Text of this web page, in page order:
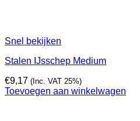
Snel bekijken
Stalen IJsschep Medium
€9,17 (Inc. VAT 25%)
Toevoegen aan winkelwagen